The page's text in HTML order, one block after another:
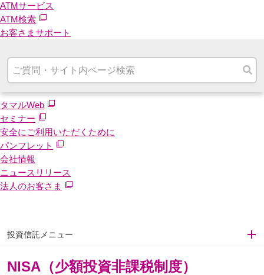
ATMサービス
ATM検索
お客さまサポート
タマルWeb
セミナー
安全にご利用いただくために
パンフレット
会社情報
ニュースリリース
法人のお客さま
投資信託メニュー
NISA（少額投資非課税制度）